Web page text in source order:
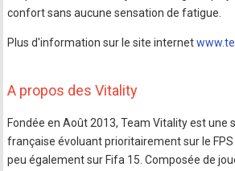
confort sans aucune sensation de fatigue.
Plus d'information sur le site internet
A propos des Vitality
Fondée en Août 2013, Team Vitality est une
française évoluant prioritairement sur le FPS
peu également sur Fifa 15. Composée de